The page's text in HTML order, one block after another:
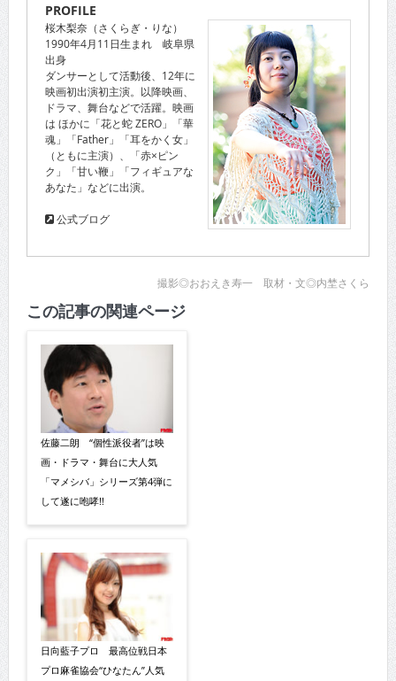
PROFILE
桜木梨奈（さくらぎ・りな）
1990年4月11日生まれ 岐阜県
出身
ダンサーとして活動後、12年に
映画初出演初主演。以降映画、
ドラマ、舞台などで活躍。映画
は ほかに「花と蛇 ZERO」「華
魂」「Father」「耳をかく女」
（ともに主演）、「赤×ピン
ク」「甘い鞭」「フィギュアな
あなた」などに出演。
公式ブログ
撮影◎おおえき寿一 取材・文◎内埜さくら
この記事の関連ページ
佐藤二朗 “個性派役者”は映
画・ドラマ・舞台に大人気
「マメシバ」シリーズ第4弾に
して遂に咆哮!!
日向藍子プロ 最高位戦日本
プロ麻雀協会“ひなたん”人気